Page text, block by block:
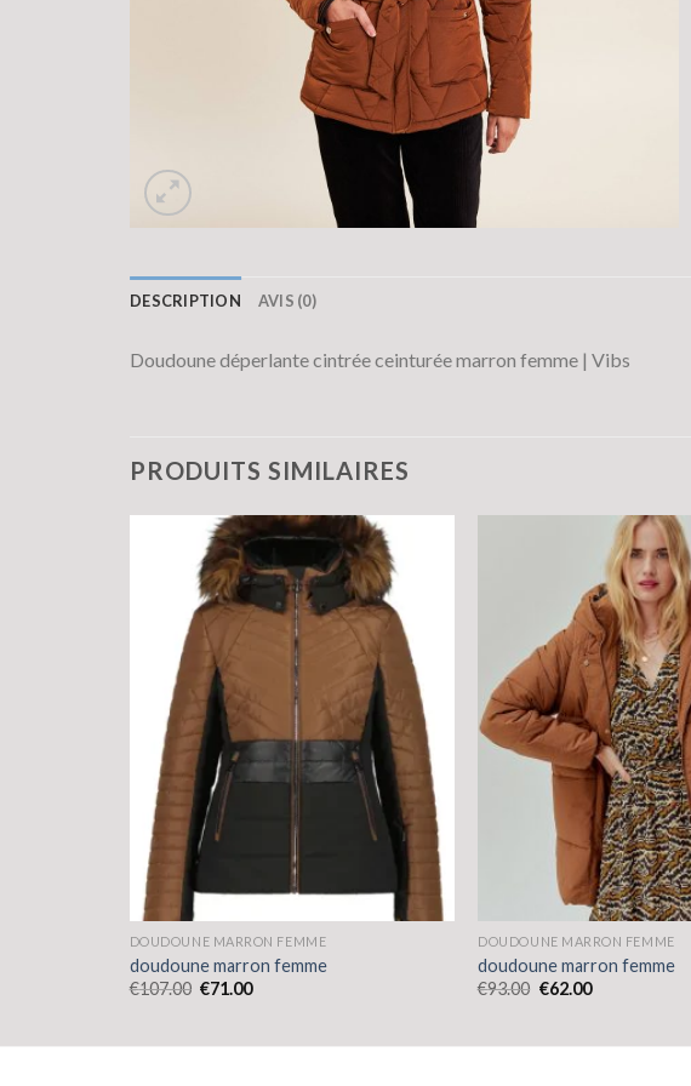
DESCRIPTION AVIS (0)
Doudoune déperlante cintrée ceinturée marron femme | Vibs
PRODUITS SIMILAIRES
DOUDOUNE MARRON FEMME
doudoune marron femme
€107.00 €71.00
DOUDOUNE MARRON FEMME
doudoune marron femme
€93.00 €62.00